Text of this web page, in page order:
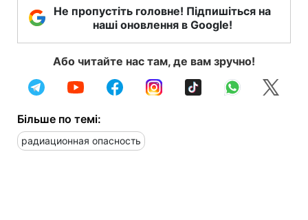
Не пропустіть головне! Підпишіться на
наші оновлення в Google!
Або читайте нас там, де вам зручно!
Більше по темі:
радиационная опасность